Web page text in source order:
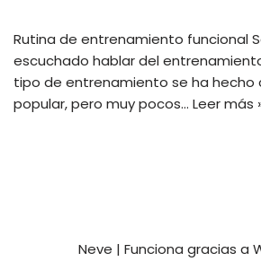
Rutina de entrenamiento funcional
escuchado hablar del
tipo de entrenamiento se ha hecho
popular, pero muy pocos… Leer más
Neve | Funciona gracias a